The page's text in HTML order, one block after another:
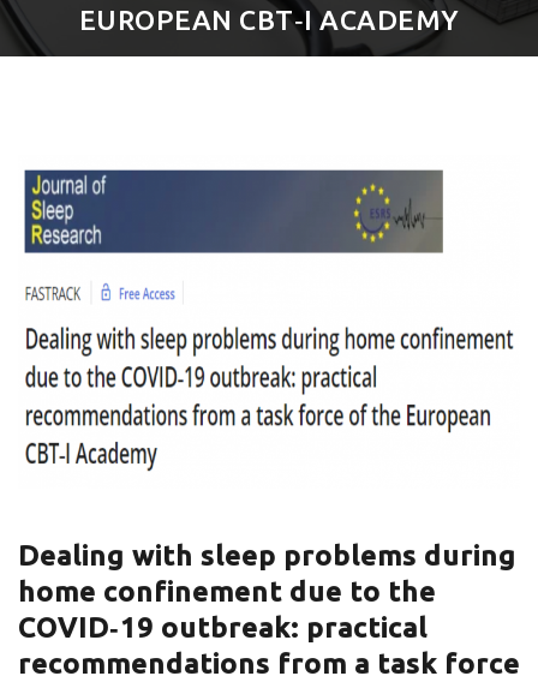
EUROPEAN CBT‐I ACADEMY
Dealing with sleep problems during
home confinement due to the
COVID‐19 outbreak: practical
recommendations from a task force